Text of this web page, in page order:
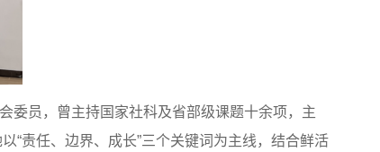
委员，曾主持国家社科及省部级课题十余项，主
“责任、边界、成长”三个关键词为主线，结合鲜活